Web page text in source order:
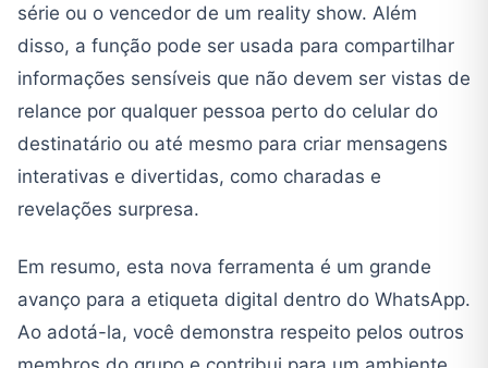
série ou o vencedor de um reality show. Além
disso, a função pode ser usada para compartilhar
informações sensíveis que não devem ser vistas de
relance por qualquer pessoa perto do celular do
destinatário ou até mesmo para criar mensagens
interativas e divertidas, como charadas e
revelações surpresa.
Em resumo, esta nova ferramenta é um grande
avanço para a etiqueta digital dentro do WhatsApp.
Ao adotá-la, você demonstra respeito pelos outros